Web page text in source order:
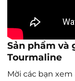
Sản phẩm và
Tourmaline
Mời các bạn